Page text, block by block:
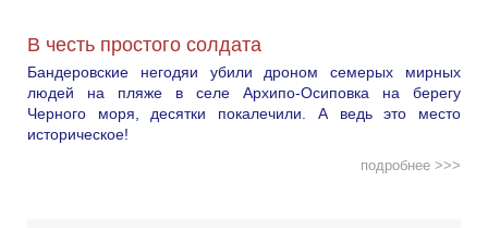
В честь простого солдата
Бандеровские негодяи убили дроном семерых мирных
людей на пляже в селе Архипо-Осиповка на берегу
Черного моря, десятки покалечили. А ведь это место
историческое!
подробнее >>>